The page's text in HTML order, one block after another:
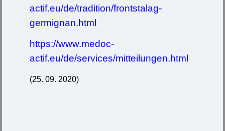
actif.eu/de/tradition/frontstalag-
germignan.html
https://www.medoc-
actif.eu/de/services/mitteilungen.html
(25. 09. 2020)